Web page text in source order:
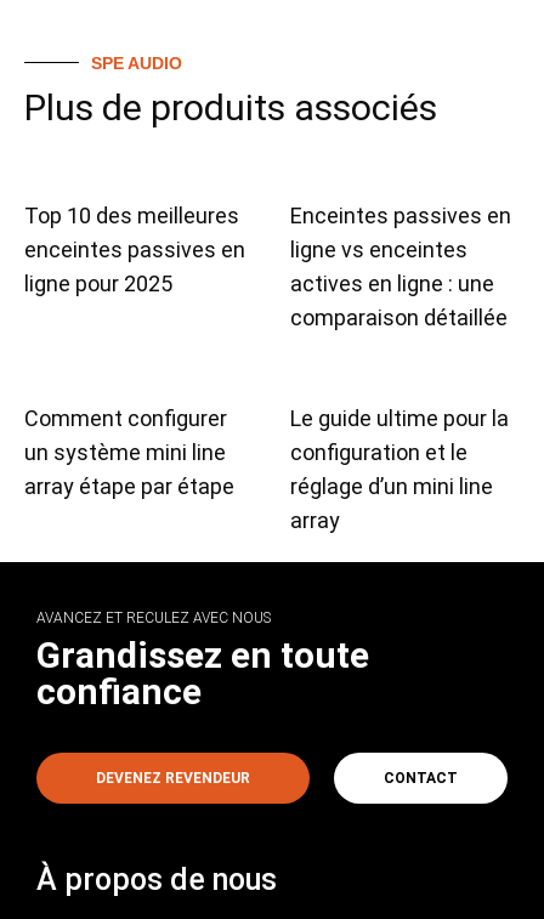
SPE AUDIO
Plus de produits associés
Top 10 des meilleures
enceintes passives en
ligne pour 2025
Enceintes passives en
ligne vs enceintes
actives en ligne : une
comparaison détaillée
Comment configurer
un système mini line
array étape par étape
Le guide ultime pour la
configuration et le
réglage d’un mini line
array
AVANCEZ ET RECULEZ AVEC NOUS
Grandissez en toute
confiance
DEVENEZ REVENDEUR CONTACT
À propos de nous